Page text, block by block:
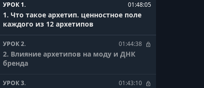
УРОК 1. 01:48:05
1. Что такое архетип. ценностное поле
каждого из 12 архетипов
УРОК 2. 01:44:38
2. Влияние архетипов на моду и ДНК
бренда
УРОК 3. 01:43:10